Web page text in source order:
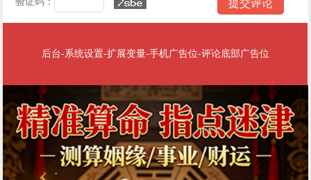
后台-系统设置-扩展变量-手机广告位-评论底部广告位